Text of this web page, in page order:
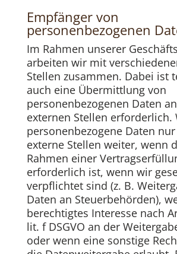
Empfänger von
personenbezogenen
Im Rahmen unserer
arbeiten wir mit
Stellen zusammen. Dabei ist
auch eine Übermittlung von
personenbezogenen Daten
externen Stellen erforderlich.
personenbezogene Daten
externe Stellen weiter, wenn
Rahmen einer
erforderlich ist, wenn wir
verpflichtet sind (z. B.
Daten an Steuerbehörden),
berechtigtes Interesse nach
lit. f DSGVO an der
oder wenn eine sonstige